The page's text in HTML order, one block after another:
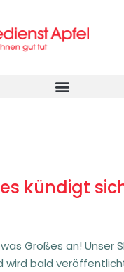
kündigt
Großes an! Unser
wird bald